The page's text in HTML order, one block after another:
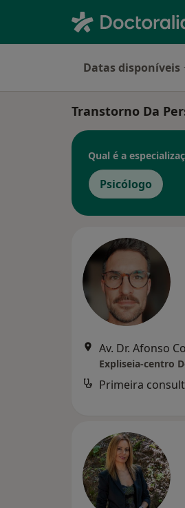
Datas disponíveis
Transtorno Da
Qual é a
Psicólogo
Av. Dr. Afonso
Expliseia-centro
Primeira